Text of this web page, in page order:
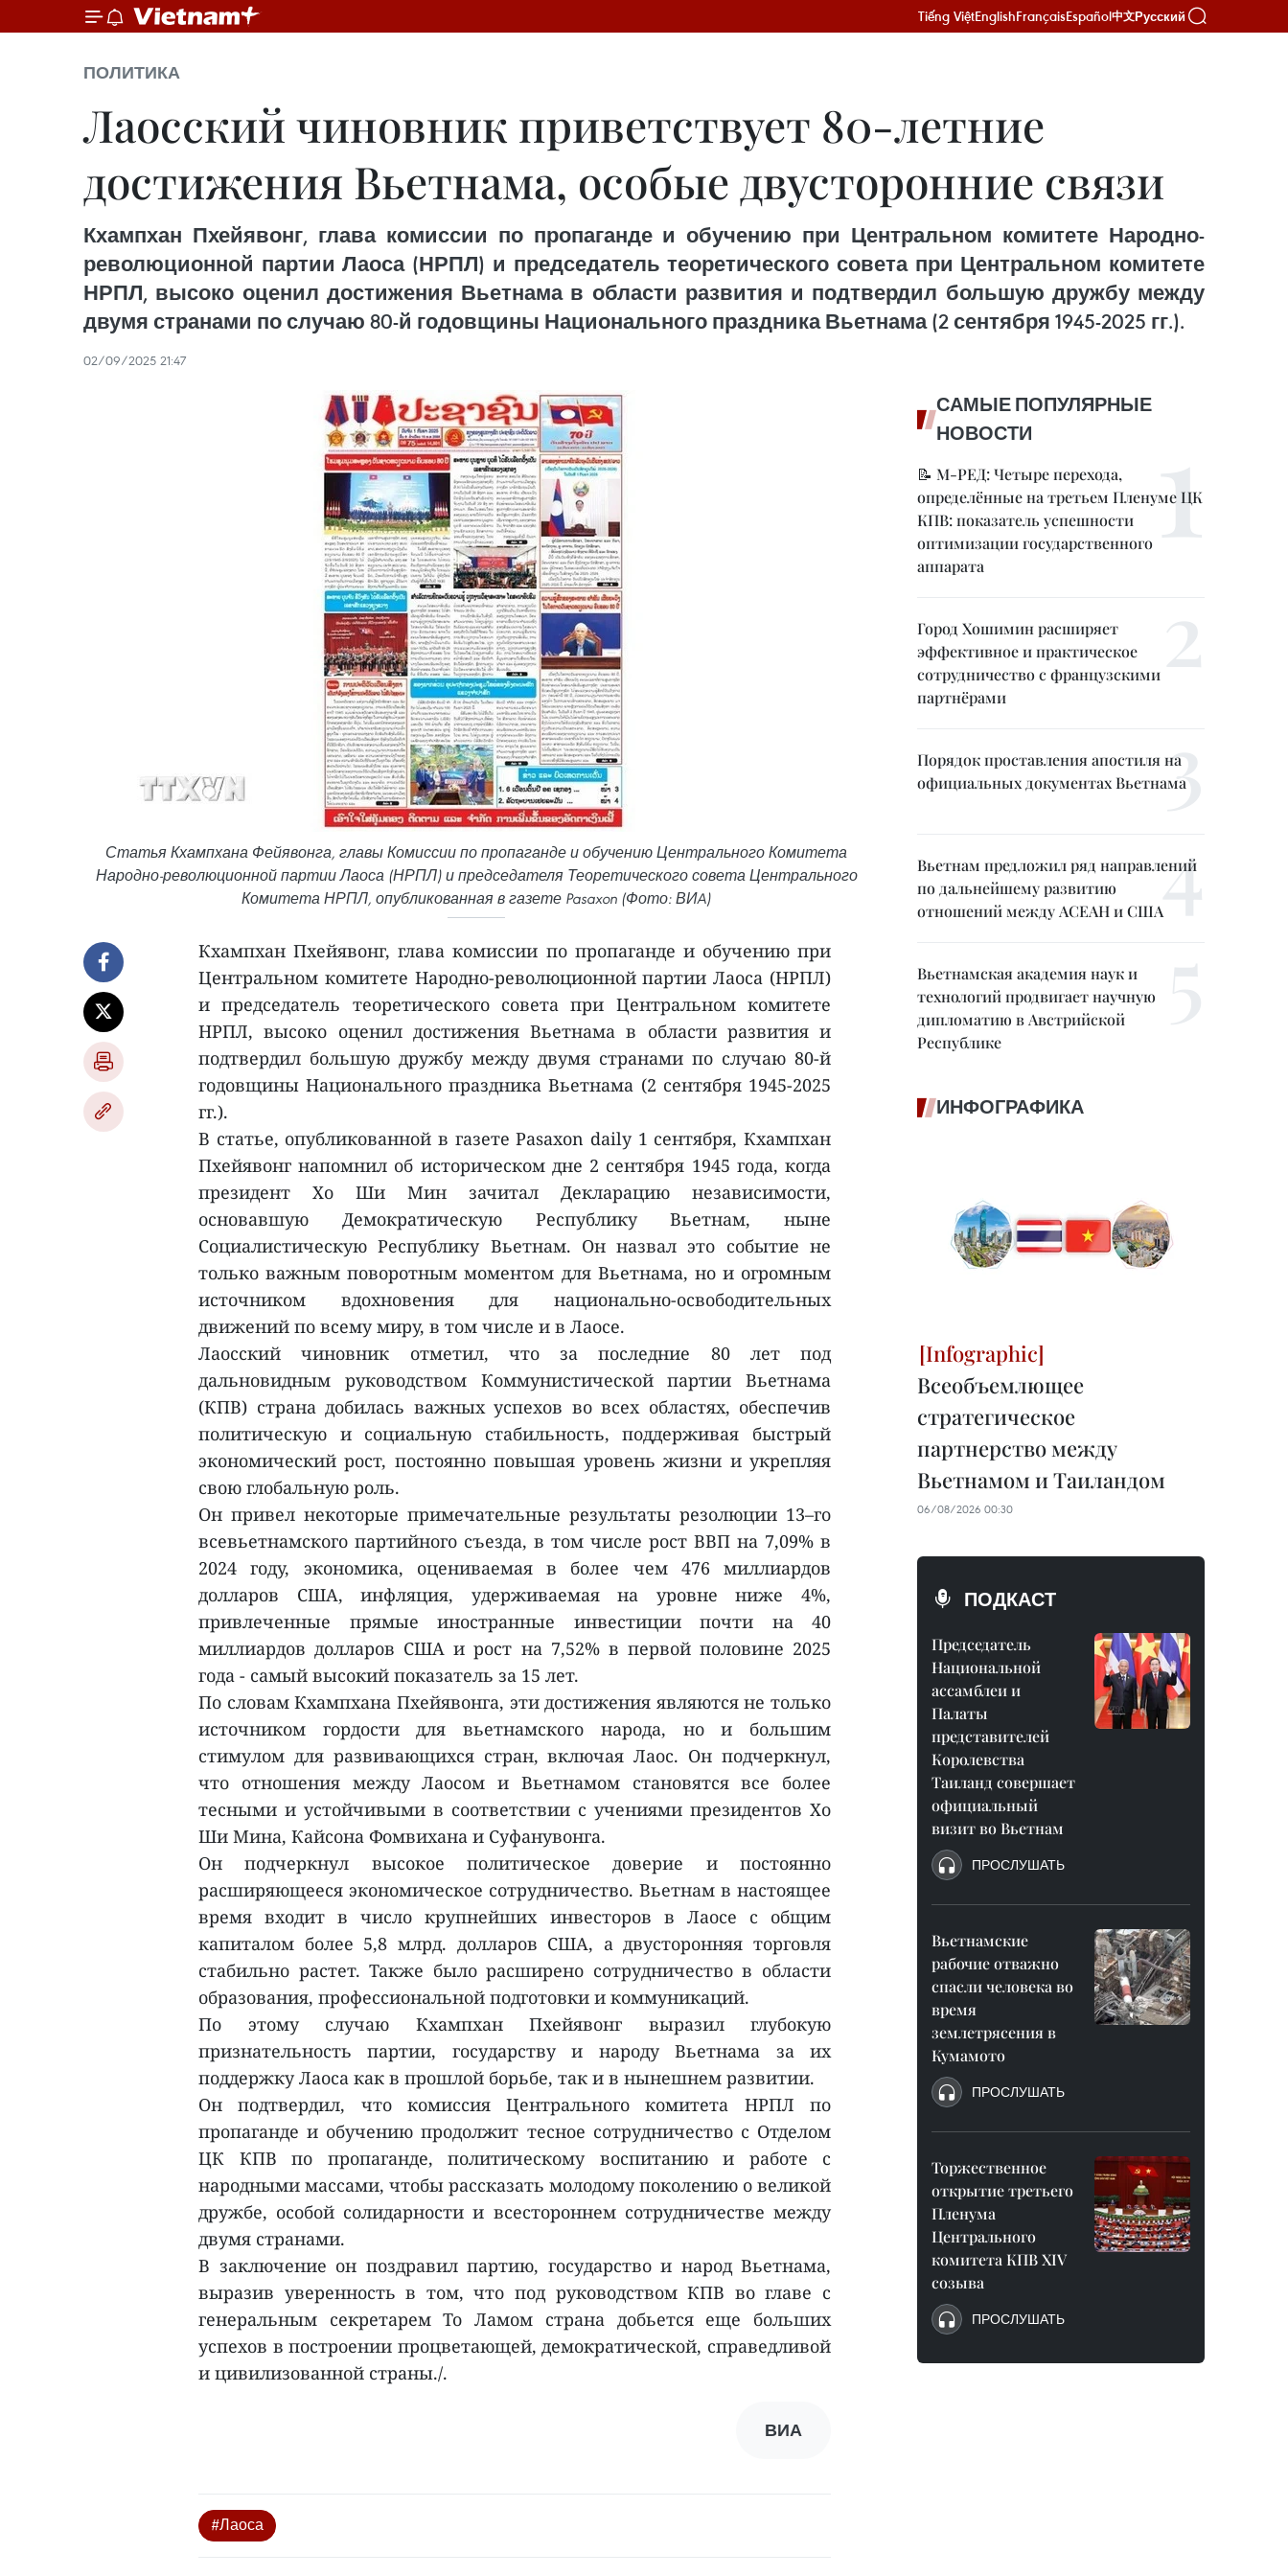
Tiếng ViệtEnglishFrançaisEspañol中文Русский
ПОЛИТИКА
Лаосский чиновник приветствует 80-летние
достижения Вьетнама, особые двусторонние связи
Кхампхан Пхейявонг, глава комиссии по пропаганде и обучению при Центральном комитете Народно-
революционной партии Лаоса (НРПЛ) и председатель теоретического совета при Центральном комитете
НРПЛ, высоко оценил достижения Вьетнама в области развития и подтвердил большую дружбу между
двумя странами по случаю 80-й годовщины Национального праздника Вьетнама (2 сентября 1945-2025 гг.).
02/09/2025 21:47
Статья Кхампхана Фейявонга, главы Комиссии по пропаганде и обучению Центрального Комитета
Народно-революционной партии Лаоса (НРПЛ) и председателя Теоретического совета Центрального
Комитета НРПЛ, опубликованная в газете Pasaxon (Фото: ВИA)
Кхампхан Пхейявонг, глава комиссии по пропаганде и обучению при
Центральном комитете Народно-революционной партии Лаоса (НРПЛ)
и председатель теоретического совета при Центральном комитете
НРПЛ, высоко оценил достижения Вьетнама в области развития и
подтвердил большую дружбу между двумя странами по случаю 80-й
годовщины Национального праздника Вьетнама (2 сентября 1945-2025
гг.).
В статье, опубликованной в газете Pasaxon daily 1 сентября, Кхампхан
Пхейявонг напомнил об историческом дне 2 сентября 1945 года, когда
президент Хо Ши Мин зачитал Декларацию независимости,
основавшую Демократическую Республику Вьетнам, ныне
Социалистическую Республику Вьетнам. Он назвал это событие не
только важным поворотным моментом для Вьетнама, но и огромным
источником вдохновения для национально-освободительных
движений по всему миру, в том числе и в Лаосе.
Лаосский чиновник отметил, что за последние 80 лет под
дальновидным руководством Коммунистической партии Вьетнама
(КПВ) страна добилась важных успехов во всех областях, обеспечив
политическую и социальную стабильность, поддерживая быстрый
экономический рост, постоянно повышая уровень жизни и укрепляя
свою глобальную роль.
Он привел некоторые примечательные результаты резолюции 13–го
всевьетнамского партийного съезда, в том числе рост ВВП на 7,09% в
2024 году, экономика, оцениваемая в более чем 476 миллиардов
долларов США, инфляция, удерживаемая на уровне ниже 4%,
привлеченные прямые иностранные инвестиции почти на 40
миллиардов долларов США и рост на 7,52% в первой половине 2025
года - самый высокий показатель за 15 лет.
По словам Кхампхана Пхейявонга, эти достижения являются не только
источником гордости для вьетнамского народа, но и большим
стимулом для развивающихся стран, включая Лаос. Он подчеркнул,
что отношения между Лаосом и Вьетнамом становятся все более
тесными и устойчивыми в соответствии с учениями президентов Хо
Ши Мина, Кайсона Фомвихана и Суфанувонга.
Он подчеркнул высокое политическое доверие и постоянно
расширяющееся экономическое сотрудничество. Вьетнам в настоящее
время входит в число крупнейших инвесторов в Лаосе с общим
капиталом более 5,8 млрд. долларов США, а двусторонняя торговля
стабильно растет. Также было расширено сотрудничество в области
образования, профессиональной подготовки и коммуникаций.
По этому случаю Кхампхан Пхейявонг выразил глубокую
признательность партии, государству и народу Вьетнама за их
поддержку Лаоса как в прошлой борьбе, так и в нынешнем развитии.
Он подтвердил, что комиссия Центрального комитета НРПЛ по
пропаганде и обучению продолжит тесное сотрудничество с Отделом
ЦК КПВ по пропаганде, политическому воспитанию и работе с
народными массами, чтобы рассказать молодому поколению о великой
дружбе, особой солидарности и всестороннем сотрудничестве между
двумя странами.
В заключение он поздравил партию, государство и народ Вьетнама,
выразив уверенность в том, что под руководством КПВ во главе с
генеральным секретарем То Ламом страна добьется еще больших
успехов в построении процветающей, демократической, справедливой
и цивилизованной страны./.
ВИА
#Лаоса
САМЫЕ ПОПУЛЯРНЫЕ
НОВОСТИ
📝 М-РЕД: Четыре перехода,
определённые на третьем Пленуме ЦК
КПВ: показатель успешности
оптимизации государственного
аппарата
Город Хошимин расширяет
эффективное и практическое
сотрудничество с французскими
партнёрами
Порядок проставления апостиля на
официальных документах Вьетнама
Вьетнам предложил ряд направлений
по дальнейшему развитию
отношений между АСЕАН и США
Вьетнамская академия наук и
технологий продвигает научную
дипломатию в Австрийской
Республике
ИНФОГРАФИКА
Всеобъемлющее
стратегическое
партнерство между
Вьетнамом и Таиландом
06/08/2026 00:30
ПОДКАСТ
Председатель
Национальной
ассамблеи и
Палаты
представителей
Королевства
Таиланд совершает
официальный
визит во Вьетнам
ПРОСЛУШАТЬ
Вьетнамские
рабочие отважно
спасли человека во
время
землетрясения в
Кумамото
ПРОСЛУШАТЬ
Торжественное
открытие третьего
Пленума
Центрального
комитета КПВ XIV
созыва
ПРОСЛУШАТЬ